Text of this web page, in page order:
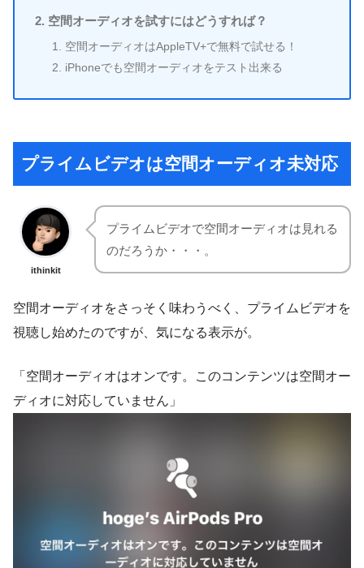
空間オーディオを試すにはどうすれば？
空間オーディオはAppleTV+で無料で試せる！
iPhoneでも空間オーディオをテスト出来る
プライムビデオは空間オーディオ未対応
ithinkit
プライムビデオで空間オーディオは見れる
のだろうか・・・。
空間オーディオをさっそく味わうべく、プライムビデオを
視聴し始めたのですが、気になる表示が。
「空間オーディオはオンです。このコンテンツは空間オー
ディオに対応していません」